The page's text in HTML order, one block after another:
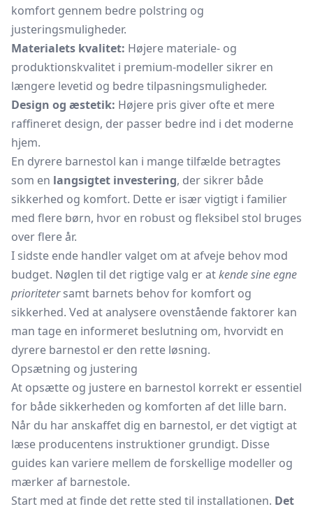
komfort gennem bedre polstring og
justeringsmuligheder.
Materialets kvalitet: Højere materiale- og
produktionskvalitet i premium-modeller sikrer en
længere levetid og bedre tilpasningsmuligheder.
Design og æstetik: Højere pris giver ofte et mere
raffineret design, der passer bedre ind i det moderne
hjem.
En dyrere barnestol kan i mange tilfælde betragtes
som en langsigtet investering, der sikrer både
sikkerhed og komfort. Dette er især vigtigt i familier
med flere børn, hvor en robust og fleksibel stol bruges
over flere år.
I sidste ende handler valget om at afveje behov mod
budget. Nøglen til det rigtige valg er atkende sine egne
prioritetersamt barnets behov for komfort og
sikkerhed. Ved at analysere ovenstående faktorer kan
man tage en informeret beslutning om, hvorvidt en
dyrere barnestol er den rette løsning.
Opsætning og justering
At opsætte og justere en barnestol korrekt er essentiel
for både sikkerheden og komforten af det lille barn.
Når du har anskaffet dig en barnestol, er det vigtigt at
læse producentens instruktioner grundigt. Disse
guides kan variere mellem de forskellige modeller og
mærker af barnestole.
Start med at finde det rette sted til installationen. Det